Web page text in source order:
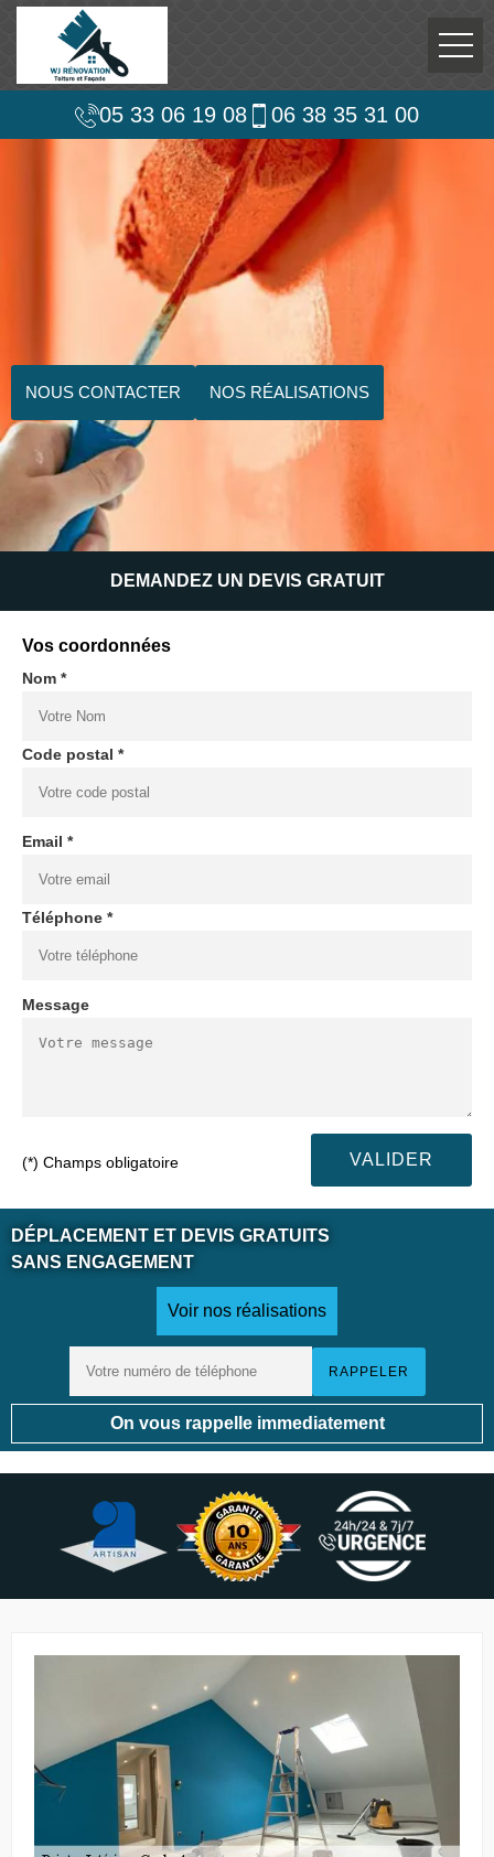
05 33 06 19 08 06 38 35 31 00
NOUS CONTACTER NOS RÉALISATIONS
DEMANDEZ UN DEVIS GRATUIT
Vos coordonnées
Nom *
Code postal *
Email *
Téléphone *
Message
(*) Champs obligatoire
DÉPLACEMENT ET DEVIS GRATUITS
SANS ENGAGEMENT
Voir nos réalisations
On vous rappelle immediatement